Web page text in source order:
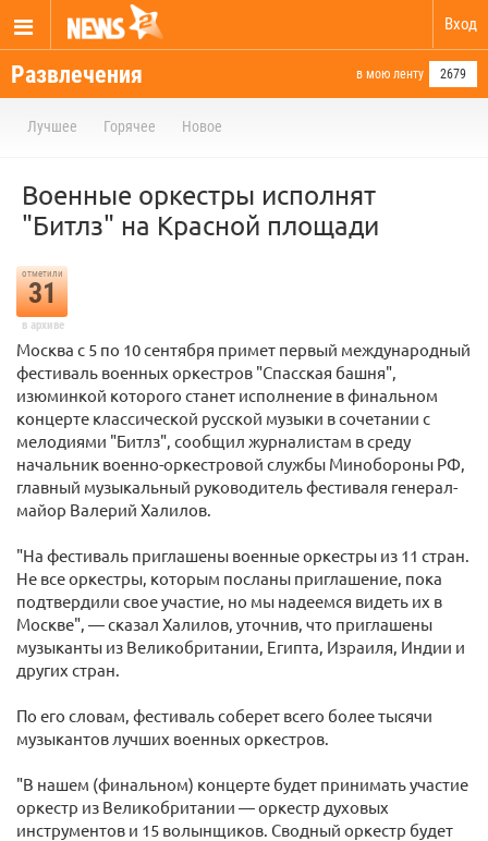
Вход
Развлечения в мою ленту 2679
Лучшее Горячее Новое
Военные оркестры исполнят
"Битлз" на Красной площади
отметили
31
в архиве
Москва с 5 по 10 сентября примет первый международный
фестиваль военных оркестров "Спасская башня",
изюминкой которого станет исполнение в финальном
концерте классической русской музыки в сочетании с
мелодиями "Битлз", сообщил журналистам в среду
начальник военно-оркестровой службы Минобороны РФ,
главный музыкальный руководитель фестиваля генерал-
майор Валерий Халилов.
"На фестиваль приглашены военные оркестры из 11 стран.
Не все оркестры, которым посланы приглашение, пока
подтвердили свое участие, но мы надеемся видеть их в
Москве", — сказал Халилов, уточнив, что приглашены
музыканты из Великобритании, Египта, Израиля, Индии и
других стран.
По его словам, фестиваль соберет всего более тысячи
музыкантов лучших военных оркестров.
"В нашем (финальном) концерте будет принимать участие
оркестр из Великобритании — оркестр духовых
инструментов и 15 волынщиков. Сводный оркестр будет